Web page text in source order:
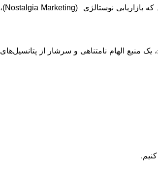
استفاده از عناصر طراحی الهام‌ گرفته از گذشته، به برندها اجازه می ‌دهد تا از قدرت عاطفی و زیبایی‌ شناختی “وینتج” بهره مند شوند. تحقیقات نشان داده ‌اند که بازاریابی نوستالژی (Nostalgia Marketing)،
منبع الهام نامتناهی و سرشار از پتانسیل‌های